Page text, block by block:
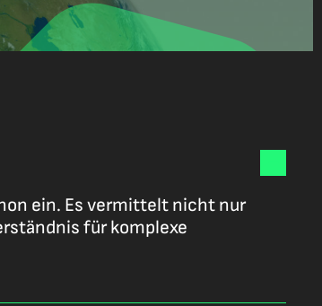
ein. Es vermittelt nicht nur
für komplexe